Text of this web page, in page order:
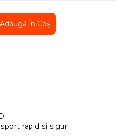
Adaugă În Coș
rapid si sigur!